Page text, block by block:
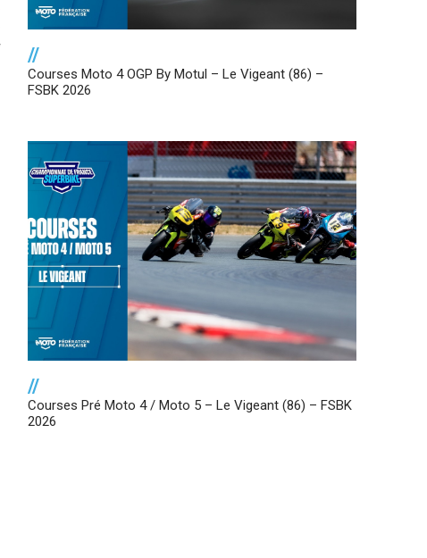
//
Courses Moto 4 OGP By Motul – Le Vigeant (86) –
FSBK 2026
//
Courses Pré Moto 4 / Moto 5 – Le Vigeant (86) – FSBK
2026